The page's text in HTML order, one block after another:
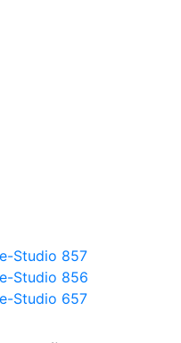
Studio 857
Studio 856
Studio 657